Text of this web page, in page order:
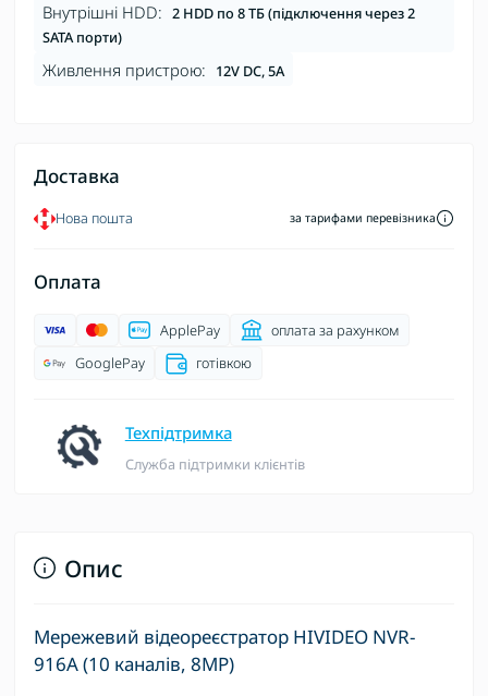
Внутрішні HDD: 2 HDD по 8 ТБ (підключення через 2
SATA порти)
Живлення пристрою: 12V DC, 5A
Доставка
Нова пошта за тарифами перевізника
Оплата
ApplePay
оплата за рахунком
GooglePay
готівкою
Техпідтримка
Служба підтримки клієнтів
Опис
Мережевий відеореєстратор HIVIDEO NVR-
916A (10 каналів, 8MP)